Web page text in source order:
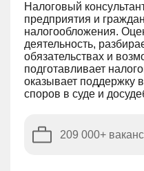
Налоговый
предприятия и
налогообложения.
деятельность,
обязательствах и
подготавливает
оказывает поддержку
споров в суде и
209 000+